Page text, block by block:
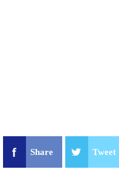
Share Tweet